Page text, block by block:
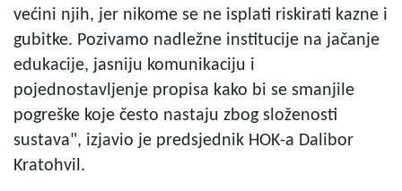
većini njih, jer nikome se ne isplati riskirati kazne i
gubitke. Pozivamo nadležne institucije na jačanje
edukacije, jasniju komunikaciju i
pojednostavljenje propisa kako bi se smanjile
pogreške koje često nastaju zbog složenosti
sustava", izjavio je predsjednik HOK-a Dalibor
Kratohvil.